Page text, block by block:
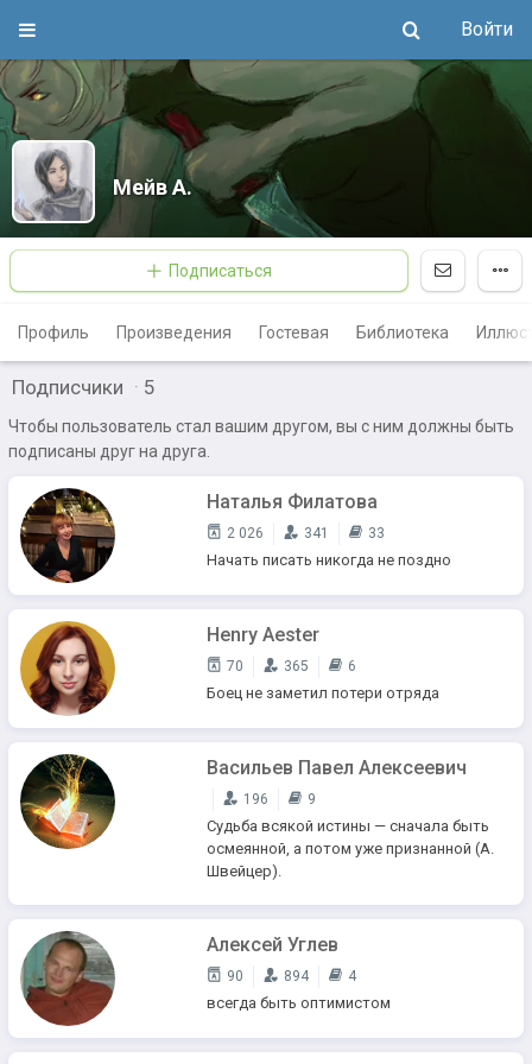
Войти
Мейв А.
Подписаться
Профиль Произведения Гостевая Библиотека
Подписчики · 5
Чтобы пользователь стал вашим другом, вы с ним должны быть
подписаны друг на друга.
Наталья Филатова
2 026 341 33
Начать писать никогда не поздно
Henry Aester
70 365 6
Боец не заметил потери отряда
Васильев Павел Алексеевич
196 9
Судьба всякой истины — сначала быть
осмеянной, а потом уже признанной (А.
Швейцер).
Алексей Углев
90 894 4
всегда быть оптимистом